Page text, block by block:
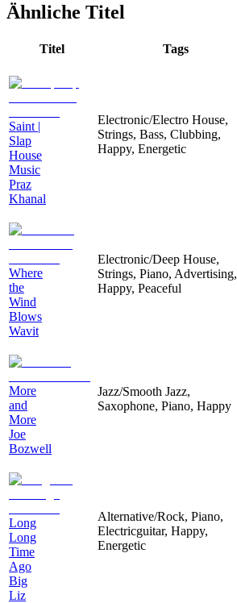
Ähnliche Titel
Titel Tags
Saint |
Slap
House
Music
Praz
Khanal
Electronic/Electro House,
Strings, Bass, Clubbing,
Happy, Energetic
Where
the
Wind
Blows
Wavit
Electronic/Deep House,
Strings, Piano, Advertising,
Happy, Peaceful
More
and
More
Joe
Bozwell
Jazz/Smooth Jazz,
Saxophone, Piano, Happy
Long
Long
Time
Ago
Big
Liz
Alternative/Rock, Piano,
Electricguitar, Happy,
Energetic